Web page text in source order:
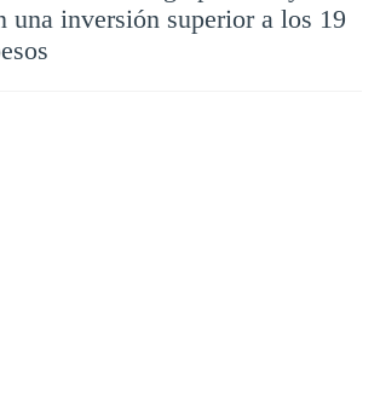
una inversión superior a los 19